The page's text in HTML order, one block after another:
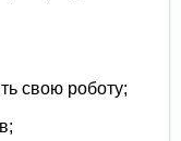
свою роботу;